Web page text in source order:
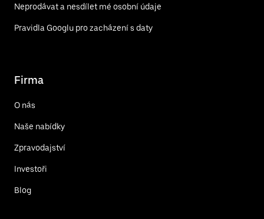
Neprodávat a nesdílet mé osobní údaje
Pravidla Googlu pro zacházení s daty
Firma
O nás
Naše nabídky
Zpravodajství
Investoři
Blog